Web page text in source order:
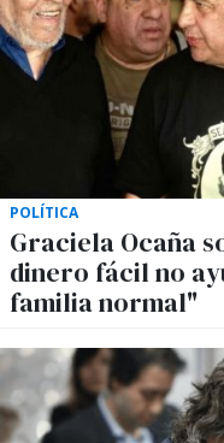
POLÍTICA
Graciela Ocaña
dinero fácil no
familia normal"